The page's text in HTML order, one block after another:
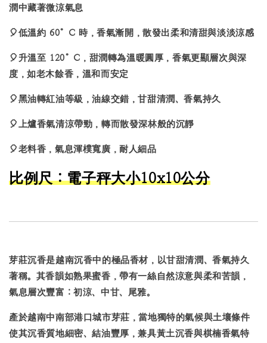
潤中藏著微涼氣息
🎈低溫約 60°C 時，香氣漸開，散發出柔和清甜與淡淡涼感
🎈升溫至 120°C，甜潤轉為溫暖圓厚，香氣更顯層次與深
度，如老木餘香，溫和而安定
🎈黑油轉紅油等級，油線交錯，甘甜清潤、香氣持久
🎈上爐香氣清涼帶勁，轉而散發深林般的沉靜
🎈老料香，氣息渾樸寬廣，耐人細品
比例尺：電子秤大小10x10公分
芽莊沉香是越南沉香中的極品香材，以甘甜清潤、香氣持久
著稱。其香韻如熟果蜜香，帶有一絲自然涼意與柔和苦韻，
氣息層次豐富：初涼、中甘、尾雅。
產於越南中南部港口城市芽莊，當地獨特的氣候與土壤條件
使其沉香質地細密、結油豐厚，兼具黃土沉香與棋楠香氣特